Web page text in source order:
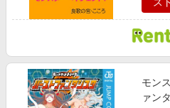
モン
ァン